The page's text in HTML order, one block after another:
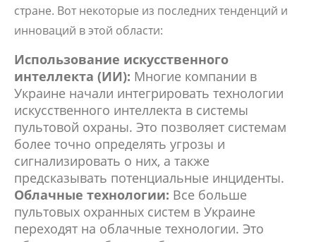
стране. Вот некоторые из последних тенденций и
инноваций в этой области:
Использование искусственного
интеллекта (ИИ): Многие компании в
Украине начали интегрировать технологии
искусственного интеллекта в системы
пультовой охраны. Это позволяет системам
более точно определять угрозы и
сигнализировать о них, а также
предсказывать потенциальные инциденты.
Облачные технологии: Все больше
пультовых охранных систем в Украине
переходят на облачные технологии. Это